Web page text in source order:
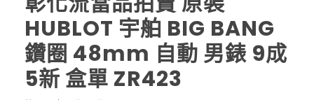
HUBLOT 宇舶 BIG BANG
鑽圈 48mm 自動 男錶 9成
5新 盒單 ZR423